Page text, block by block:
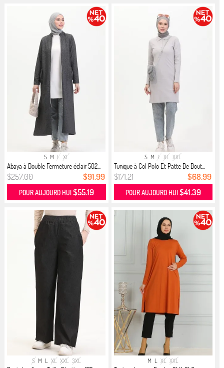
S M L XL
Abaya à Double Fermeture éclair 502...
$257.00 $91.99
POUR AUJOURD HUI $55.19
S M L XL XXL
Tunique à Col Polo Et Patte De Bout...
$171.21 $68.99
POUR AUJOURD HUI $41.39
S M L XL XXL 3XL M L XL XXL